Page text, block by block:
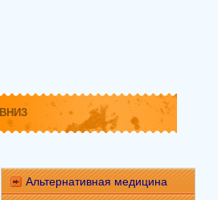
ВНИЗ
Альтернативная медицина